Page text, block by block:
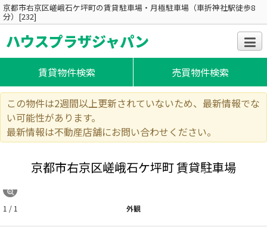
京都市右京区嵯峨石ケ坪町の賃貸駐車場・月極駐車場（車折神社駅徒歩8
分）[232]
ハウスプラザジャパン
賃貸物件検索 売買物件検索
この物件は2週間以上更新されていないため、最新情報でな
い可能性があります。
最新情報は不動産店舗にお問い合わせください。
京都市右京区嵯峨石ケ坪町賃貸駐車場
外観
1 / 1